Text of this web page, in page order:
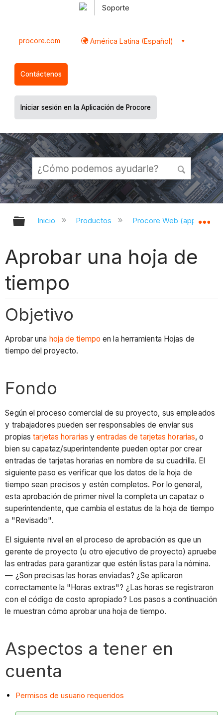
Soporte
procore.com América Latina (Español)
Contáctenos
Iniciar sesión en la Aplicación de Procore
Expandir/contraer jerarquía global
Inicio Productos Procore Web
Aprobar una hoja de
tiempo
Objetivo
Aprobar una hoja de tiempo en la herramienta Hojas de
tiempo del proyecto.
Fondo
Según el proceso comercial de su proyecto, sus empleados
y trabajadores pueden ser responsables de enviar sus
propiastarjetas horarias yentradas de tarjetas horarias, o
bien su capataz/superintendente pueden optar por crear
entradas de tarjetas horarias en nombre de su cuadrilla. El
siguiente paso es verificar que los datos de la hoja de
tiempo sean precisos y estén completos. Por lo general,
esta aprobación de primer nivel la completa un capataz o
superintendente, que cambia el estatus de la hoja de tiempo
a "Revisado".
El siguiente nivel en el proceso de aprobación es que un
gerente de proyecto (u otro ejecutivo de proyecto) apruebe
las entradas para garantizar que estén listas para la nómina.
— ¿Son precisas las horas enviadas? ¿Se aplicaron
correctamente la "Horas extras"? ¿Las horas se registraron
con el código de costo apropiado? Los pasos a continuación
le muestran cómo aprobar una hoja de tiempo.
Aspectos a tener en
cuenta
Permisos de usuario requeridos